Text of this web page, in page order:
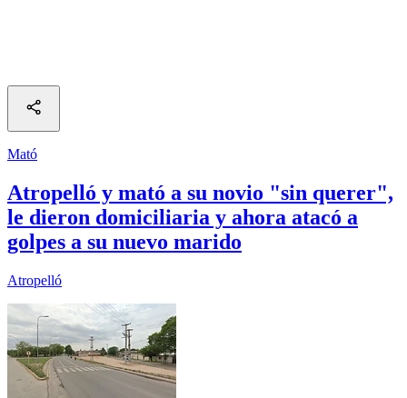
Mató
Atropelló y mató a su novio "sin querer",
le dieron domiciliaria y ahora atacó a
golpes a su nuevo marido
Atropelló